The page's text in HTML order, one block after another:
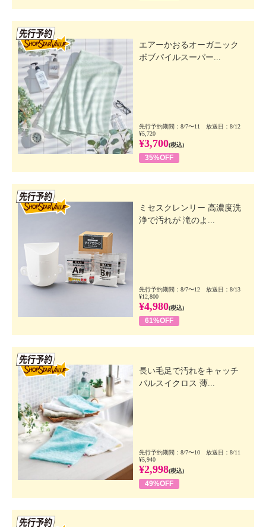
エアーかおるオーガニック
ボブパイルスーパー...
先行予約期間：8/7〜11 放送日：8/12
¥5,720
¥3,700(税込)
35%OFF
ミセスクレンリー 高濃度洗
浄で汚れが 滝のよ...
先行予約期間：8/7〜12 放送日：8/13
¥12,800
¥4,980(税込)
61%OFF
長い毛足で汚れをキャッチ
パルスイクロス 薄...
先行予約期間：8/7〜10 放送日：8/11
¥5,940
¥2,998(税込)
49%OFF